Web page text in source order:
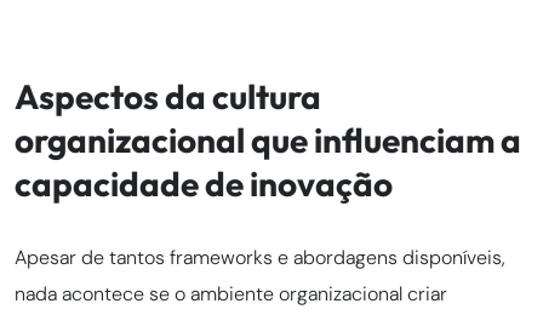
Aspectos da cultura
organizacional que influenciam a
capacidade de inovação
Apesar de tantos frameworks e abordagens disponíveis,
nada acontece se o ambiente organizacional criar